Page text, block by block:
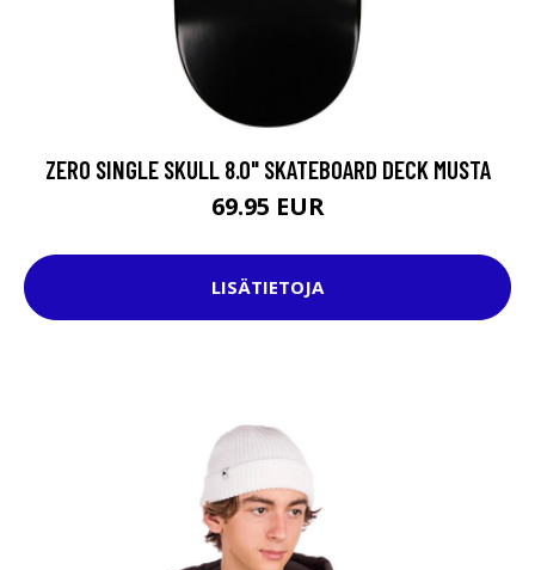
ZERO SINGLE SKULL 8.0" SKATEBOARD DECK MUSTA
69.95 EUR
LISÄTIETOJA